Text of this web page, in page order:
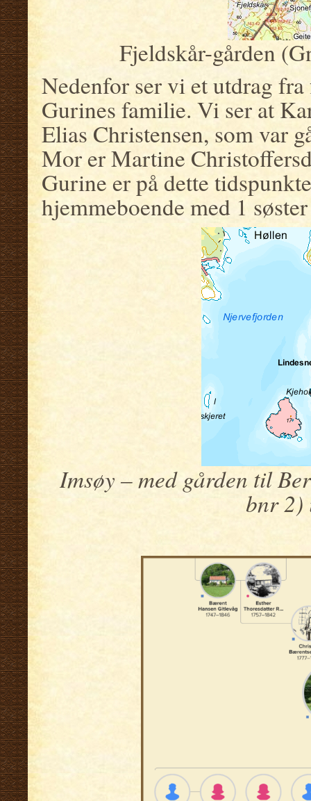
Fjeldskår-gården
Nedenfor ser vi et utdrag
Gurines familie. Vi ser at
Elias Christensen, som var
Mor er Martine
Gurine er på dette
hjemmeboende med 1
Imsøy – med gården til
bnr